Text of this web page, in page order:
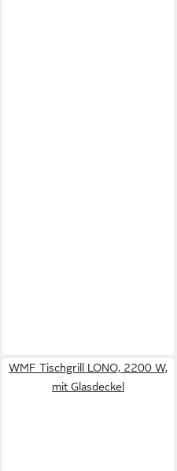
WMF Tischgrill LONO, 2200 W,
mit Glasdeckel